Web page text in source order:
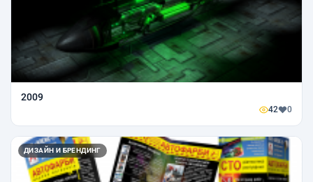
2009
42 0
ДИЗАЙН И БРЕНДИНГ